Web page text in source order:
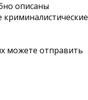
описаны
можете отправить